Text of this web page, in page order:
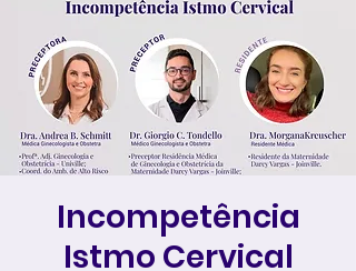
Incompetência
Istmo Cervical